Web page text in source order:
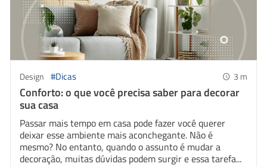
Design #Dicas 3 m
Conforto: o que você precisa saber para decorar
sua casa
Passar mais tempo em casa pode fazer você querer
deixar esse ambiente mais aconchegante. Não é
mesmo? No entanto, quando o assunto é mudar a
decoração, muitas dúvidas podem surgir e essa tarefa...